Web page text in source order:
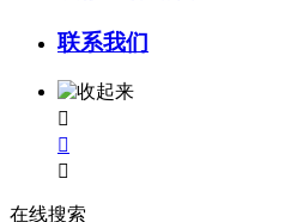
联系我们



在线搜索